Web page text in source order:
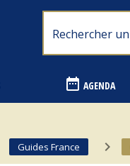
date_range AGENDA
Guides France navigate_next